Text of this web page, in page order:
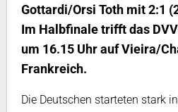
Gottardi/Orsi Toth mit 2:1
Im Halbfinale trifft das
um 16.15 Uhr auf Vieira/
Frankreich.
Die Deutschen starteten stark